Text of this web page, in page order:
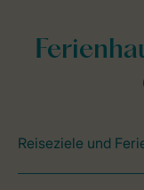
Reiseziele und